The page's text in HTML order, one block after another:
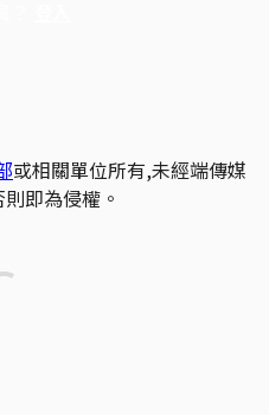
或相關單位所有,未經端傳媒
即為侵權。